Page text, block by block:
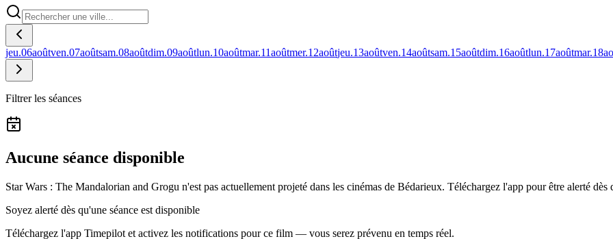
jeu.06aoûtven.07aoûtsam.08aoûtdim.09aoûtlun.10aoûtmar.11aoûtmer.12aoûtjeu.13aoûtven.14aoûtsam.15aoûtdim.16aoûtlun.17aoûtmar.18
Filtrer les séances
Aucune séance disponible
Star Wars : The Mandalorian and Grogu n'est pas actuellement projeté dans les cinémas de Bédarieux. Téléchargez l'app pour être alerté dès
Soyez alerté dès qu'une séance est disponible
Téléchargez l'app Timepilot et activez les notifications pour ce film — vous serez prévenu en temps réel.